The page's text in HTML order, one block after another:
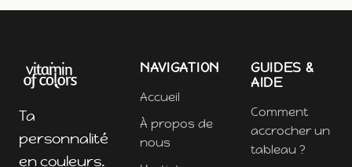
Ta
personnalité
en couleurs.
NAVIGATION
Accueil
À propos de
nous
GUIDES &
AIDE
Comment
accrocher un
tableau ?